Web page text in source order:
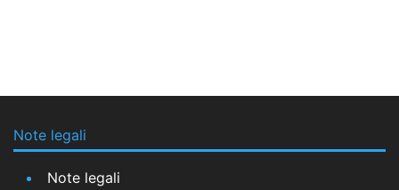
Note legali
Note legali